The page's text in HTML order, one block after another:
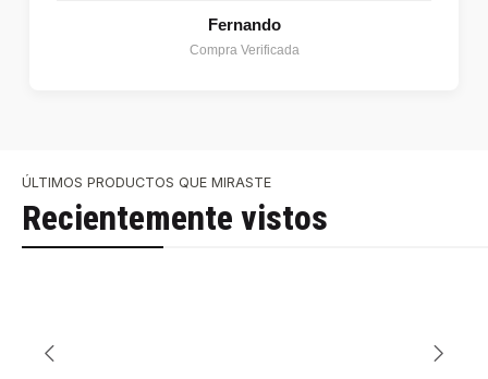
Fernando
Compra Verificada
ÚLTIMOS PRODUCTOS QUE MIRASTE
Recientemente vistos